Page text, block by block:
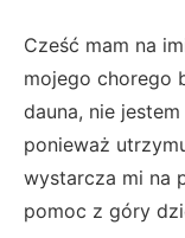
Cześć mam na
mojego chorego
dauna, nie
ponieważ
wystarcza mi na
pomoc z góry